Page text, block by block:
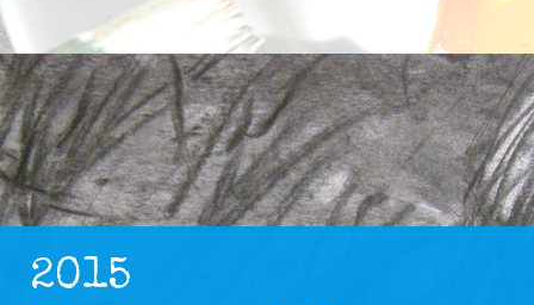
2015